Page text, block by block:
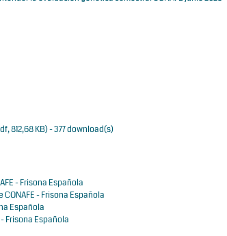
812,68 KB) - 377 download(s)
- Frisona Española
- Frisona Española
Española
Frisona Española